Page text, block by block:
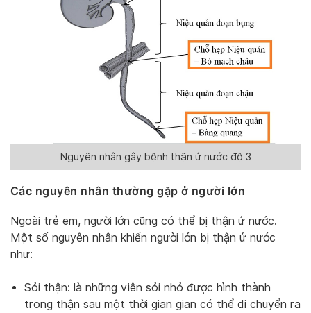
Nguyên nhân gây bệnh thận ứ nước độ 3
Các nguyên nhân thường gặp ở người lớn
Ngoài trẻ em, người lớn cũng có thể bị thận ứ nước.
Một số nguyên nhân khiến người lớn bị thận ứ nước
như:
Sỏi thận: là những viên sỏi nhỏ được hình thành
trong thận sau một thời gian gian có thể di chuyển ra